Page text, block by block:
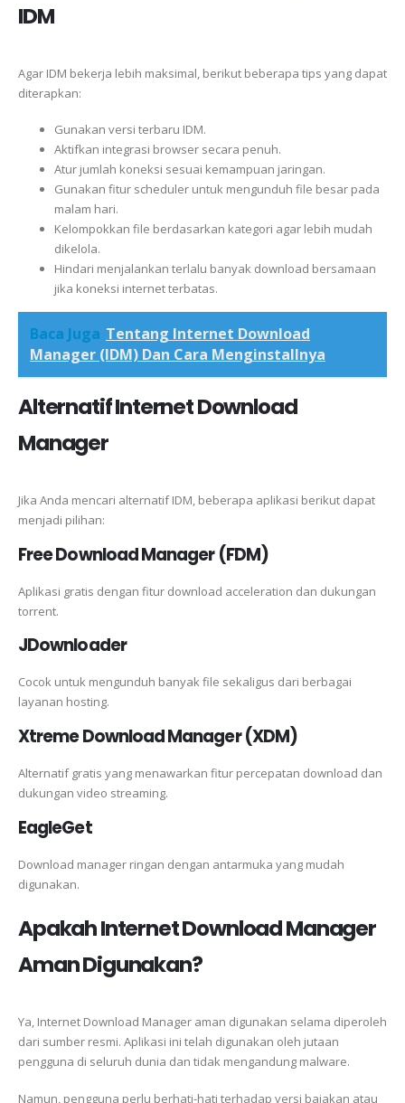
IDM
Agar IDM bekerja lebih maksimal, berikut beberapa tips yang dapat
diterapkan:
Gunakan versi terbaru IDM.
Aktifkan integrasi browser secara penuh.
Atur jumlah koneksi sesuai kemampuan jaringan.
Gunakan fitur scheduler untuk mengunduh file besar pada
malam hari.
Kelompokkan file berdasarkan kategori agar lebih mudah
dikelola.
Hindari menjalankan terlalu banyak download bersamaan
jika koneksi internet terbatas.
Baca Juga Tentang Internet Download
Manager (IDM) Dan Cara Menginstallnya
Alternatif Internet Download
Manager
Jika Anda mencari alternatif IDM, beberapa aplikasi berikut dapat
menjadi pilihan:
Free Download Manager (FDM)
Aplikasi gratis dengan fitur download acceleration dan dukungan
torrent.
JDownloader
Cocok untuk mengunduh banyak file sekaligus dari berbagai
layanan hosting.
Xtreme Download Manager (XDM)
Alternatif gratis yang menawarkan fitur percepatan download dan
dukungan video streaming.
EagleGet
Download manager ringan dengan antarmuka yang mudah
digunakan.
Apakah Internet Download Manager
Aman Digunakan?
Ya, Internet Download Manager aman digunakan selama diperoleh
dari sumber resmi. Aplikasi ini telah digunakan oleh jutaan
pengguna di seluruh dunia dan tidak mengandung malware.
Namun, pengguna perlu berhati-hati terhadap versi bajakan atau